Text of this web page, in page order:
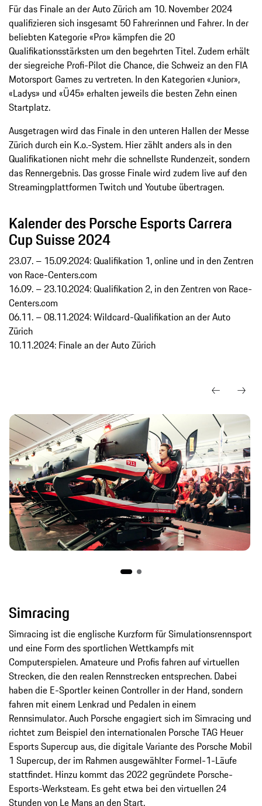
Für das Finale an der Auto Zürich am 10. November 2024
qualifizieren sich insgesamt 50 Fahrerinnen und Fahrer. In der
beliebten Kategorie «Pro» kämpfen die 20
Qualifikationsstärksten um den begehrten Titel. Zudem erhält
der siegreiche Profi-Pilot die Chance, die Schweiz an den FIA
Motorsport Games zu vertreten. In den Kategorien «Junior»,
«Ladys» und «Ü45» erhalten jeweils die besten Zehn einen
Startplatz.
Ausgetragen wird das Finale in den unteren Hallen der Messe
Zürich durch ein K.o.-System. Hier zählt anders als in den
Qualifikationen nicht mehr die schnellste Rundenzeit, sondern
das Rennergebnis. Das grosse Finale wird zudem live auf den
Streamingplattformen Twitch und Youtube übertragen.
Kalender des Porsche Esports Carrera
Cup Suisse 2024
23.07. – 15.09.2024: Qualifikation 1, online und in den Zentren
von Race-Centers.com
16.09. – 23.10.2024: Qualifikation 2, in den Zentren von Race-
Centers.com
06.11. – 08.11.2024: Wildcard-Qualifikation an der Auto
Zürich
10.11.2024: Finale an der Auto Zürich
Simracing
Simracing ist die englische Kurzform für Simulationsrennsport
und eine Form des sportlichen Wettkampfs mit
Computerspielen. Amateure und Profis fahren auf virtuellen
Strecken, die den realen Rennstrecken entsprechen. Dabei
haben die E-Sportler keinen Controller in der Hand, sondern
fahren mit einem Lenkrad und Pedalen in einem
Rennsimulator. Auch Porsche engagiert sich im Simracing und
richtet zum Beispiel den internationalen Porsche TAG Heuer
Esports Supercup aus, die digitale Variante des Porsche Mobil
1 Supercup, der im Rahmen ausgewählter Formel-1-Läufe
stattfindet. Hinzu kommt das 2022 gegründete Porsche-
Esports-Werksteam. Es geht etwa bei den virtuellen 24
Stunden von Le Mans an den Start.